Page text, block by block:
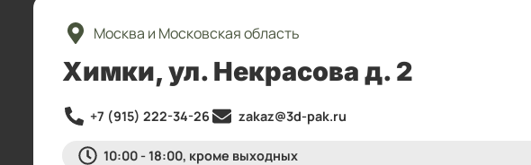
Москва и Московская область
Химки, ул. Некрасова д. 2
+7 (915) 222-34-26 zakaz@3d-pak.ru
10:00 - 18:00, кроме выходных